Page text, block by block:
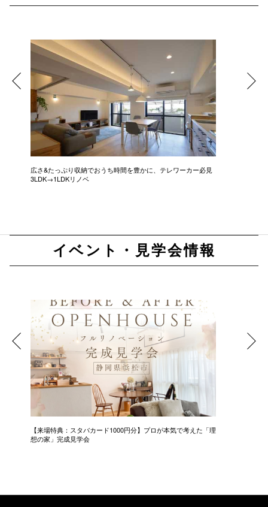
広さ&たっぷり収納でおうち時間を豊かに、テレワーカー必見
3LDK→1LDKリノベ
イベント・見学会情報
【来場特典：スタバカード1000円分】プロが本気で考えた「理
想の家」完成見学会